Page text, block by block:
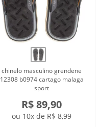
chinelo masculino grendene
12308 b0974 cartago malaga
sport
R$ 89,90
ou 10x de R$ 8,99